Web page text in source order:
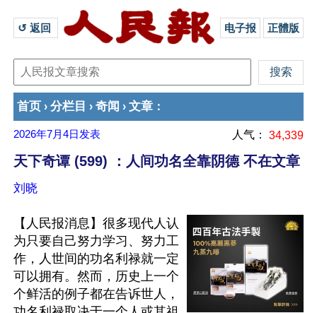
↺ 返回 电子报 正體版
首页 › 分栏目 › 奇闻 › 文章 ：
2026年7月4日 发表 人气： 34,339
天下奇谭 (599) ：人间功名全靠阴德 不在文章
刘晓
【人民报消息】很多现代人认
为只要自己努力学习、努力工
作，人世间的功名利禄就一定
可以拥有。然而，历史上一个
个鲜活的例子都在告诉世人，